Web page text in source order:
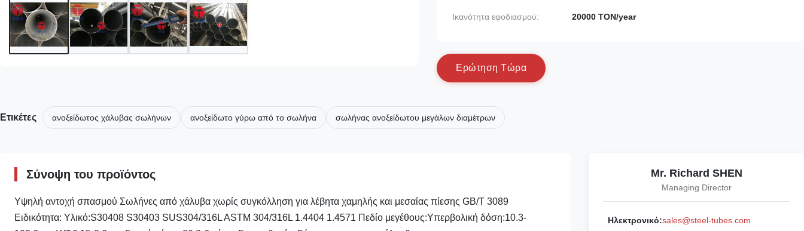
Ικανότητα εφοδιασμού: 20000 TON/year
Ερώτηση Τώρα
Ετικέτες ανοξείδωτος χάλυβας σωλήνων ανοξείδωτο γύρω από το σωλήνα σωλήνας ανοξείδωτου μεγάλων διαμέτρων
Σύνοψη του προϊόντος
Υψηλή αντοχή σπασμού Σωλήνες από χάλυβα χωρίς συγκόλληση για λέβητα χαμηλής και μεσαίας πίεσης GB/T 3089
Ειδικότητα: Υλικό:S30408 S30403 SUS304/316L ASTM 304/316L 1.4404 1.4571 Πεδίο μεγέθους:Υπερβολική δόση:10.3-
Mr. Richard SHEN
Managing Director
Ηλεκτρονικό:sales@steel-tubes.com